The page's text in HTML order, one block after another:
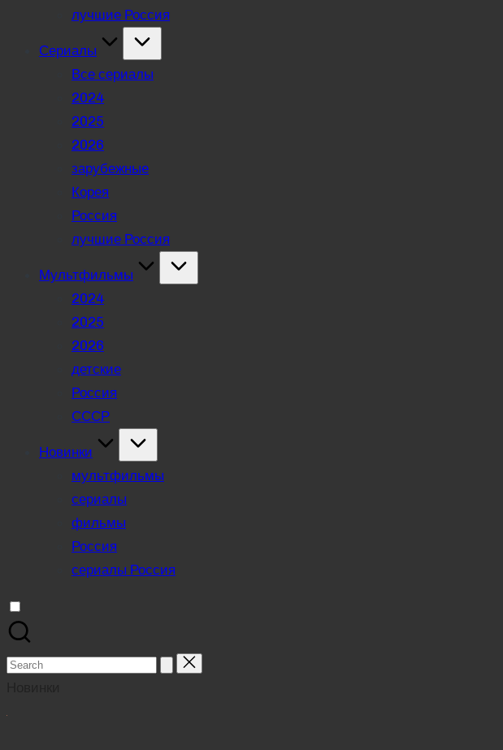
лучшие Россия
Сериалы
Все сериалы
2024
2025
2026
зарубежные
Корея
Россия
лучшие Россия
Мультфильмы
2024
2025
2026
детские
Россия
СССР
Новинки
мультфильмы
сериалы
фильмы
Россия
сериалы Россия
Search